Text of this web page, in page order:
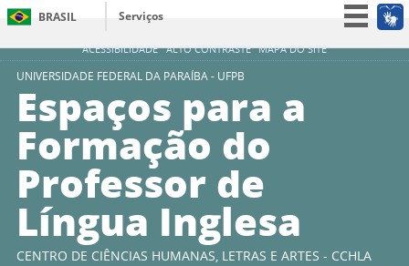
ACESSIBILIDADE ALTO CONTRASTE MAPA DO SITE
BRASIL
Serviços
Simplifique!
Acesso à informação
UNIVERSIDADE FEDERAL DA PARAÍBA - UFPB
Espaços para a
Formação do
Professor de
Língua Inglesa
CENTRO DE CIÊNCIAS HUMANAS, LETRAS E ARTES - CCHLA